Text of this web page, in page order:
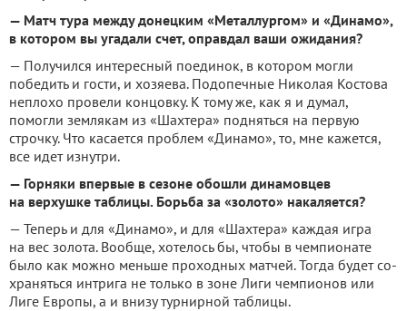
— Матч тура между донецким «Металлургом» и «Динамо»,
в кото­ром вы угадали счет, оправдал ва­ши ожидания?
— Получился интересный поеди­нок, в котором могли
победить и гости, и хозяева. Подопечные Николая Костова
неплохо провели концовку. К тому же, как я и думал,
помогли землякам из «Шахтера» подняться на первую
строчку. Что касается проблем «Динамо», то, мне кажется,
все идет изнутри.
— Горняки впервые в сезоне обошли динамовцев
на верхушке таблицы. Борьба за «золото» накаляется?
— Теперь и для «Динамо», и для «Шахтера» каждая игра
на вес золота. Вообще, хотелось бы, чтобы в чемпионате
было как можно меньше проходных матчей. Тогда будет со­
храняться интрига не только в зоне Лиги чемпионов или
Лиге Европы, а и внизу тур­нирной таблицы.